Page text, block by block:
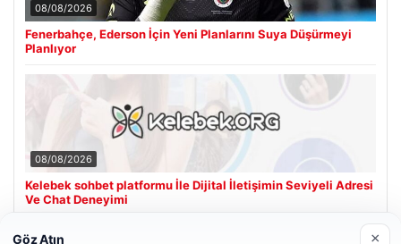
08/08/2026
Fenerbahçe, Ederson İçin Yeni Planlarını Suya Düşürmeyi
Planlıyor
08/08/2026
Kelebek sohbet platformu İle Dijital İletişimin Seviyeli Adresi
Ve Chat Deneyimi
Göz Atın ×